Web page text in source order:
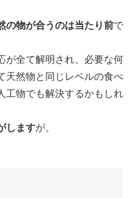
の物が合うのは当たり前で
が全て解明され、必要な何
天然物と同じレベルの食べ
工物でも解決するかもしれ
しますが。